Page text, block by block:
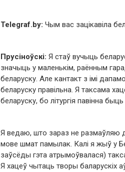
Telegraf.by: Чым вас зацікавіла
Прусіноўскі: Я стаў вучыць
значыць у маленькім, раённым
беларуску. Але кантакт з імі
беларуску правільна. Я таксама
беларуску, бо літургія павінна
Я ведаю, што зараз не размаўляю
мове шмат памылак. Калі я жыў у
заўсёды гэта атрымоўвалася)
Я хацеў чытаць творы баларускіх